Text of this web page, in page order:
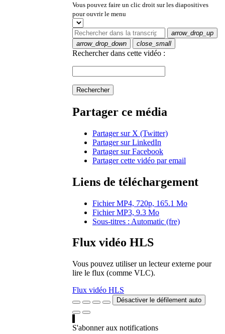
Vous pouvez faire un clic droit sur les diapositives
pour ouvrir le menu
arrow_drop_up
arrow_drop_down
close_small
Rechercher dans cette vidéo :
Rechercher
Partager ce média
Partager sur X (Twitter)
Partager sur LinkedIn
Partager sur Facebook
Partager cette vidéo par email
Liens de téléchargement
Fichier MP4, 720p, 165.1 Mo
Fichier MP3, 9.3 Mo
Sous-titres : Automatic (fre)
Flux vidéo HLS
Vous pouvez utiliser un lecteur externe pour
lire le flux (comme VLC).
Flux vidéo HLS
Désactiver le défilement auto
S'abonner aux notifications